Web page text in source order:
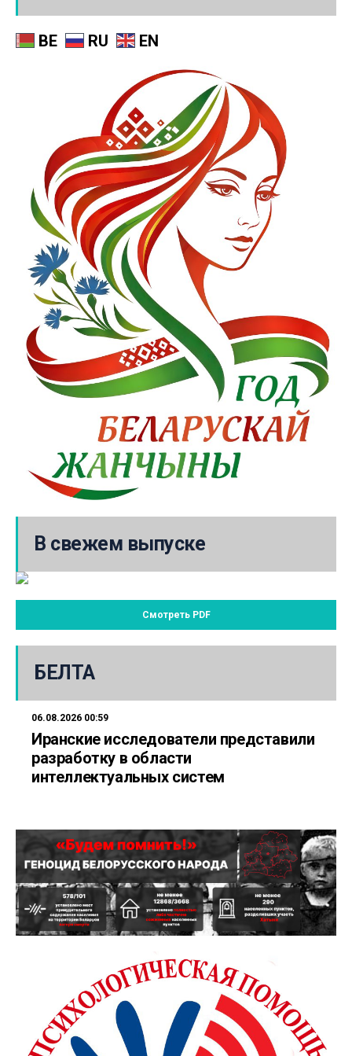
BE RU EN
В свежем выпуске
Смотреть PDF
БЕЛТА
06.08.2026 00:59
Иранские исследователи представили
разработку в области
интеллектуальных систем